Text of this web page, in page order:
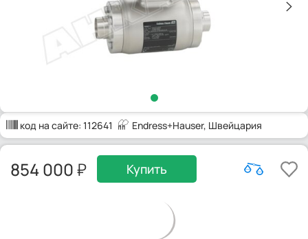
код на сайте: 112641 Endress+Hauser, Швейцария
854 000 Купить